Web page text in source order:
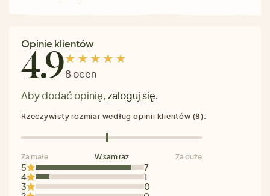
Opinie klientów
4.98 ocen
Aby dodać opinię,zaloguj się.
5
7
4
1
3
0
Rzeczywisty rozmiar według opinii klientów (8):
Za małe W sam raz Za duże